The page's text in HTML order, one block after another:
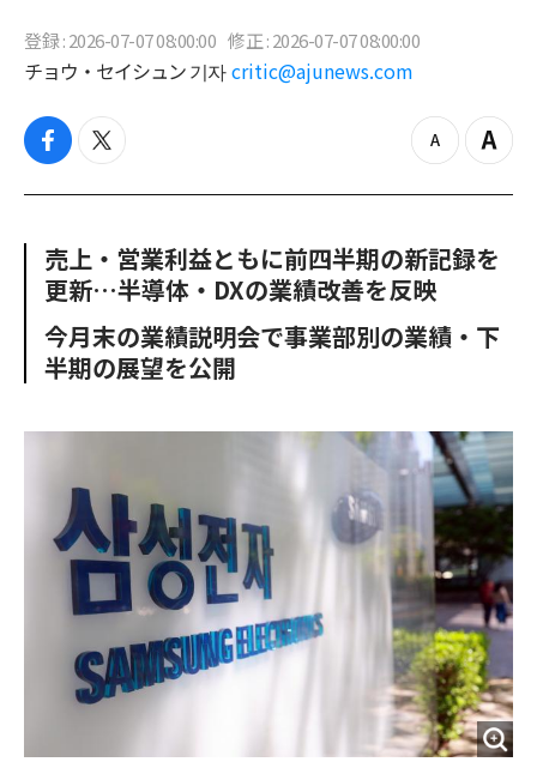
登録 : 2026-07-07 08:00:00 修正 : 2026-07-07 08:00:00
チョウ・セイシュン 기자 critic@ajunews.com
f
c
o
o
k
t
i
e
r
z
o
u
t
Z
o
n
売上・営業利益ともに前四半期の新記録を
更新…半導体・DXの業績改善を反映
今月末の業績説明会で事業部別の業績・下
半期の展望を公開